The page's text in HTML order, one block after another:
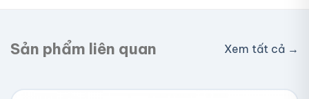
Sản phẩm liên quan Xem tất cả →